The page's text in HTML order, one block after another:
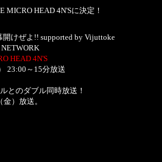
MICRO HEAD 4N'Sに決定！
開けぜよ!! supported by Vijuttoke
HEAD 4N'S
23:00～15分放送
とのダブル同時放送！
）放送。